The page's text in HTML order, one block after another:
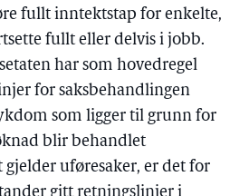
fullt inntektstap for enkelte,
fullt eller delvis i jobb.
har som hovedregel
for saksbehandlingen
som ligger til grunn for
blir behandlet
uføresaker, er det for